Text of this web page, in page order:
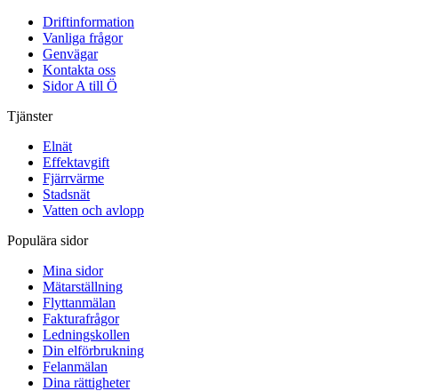
Driftinformation
Vanliga frågor
Genvägar
Kontakta oss
Sidor A till Ö
Tjänster
Elnät
Effektavgift
Fjärrvärme
Stadsnät
Vatten och avlopp
Populära sidor
Mina sidor
Mätarställning
Flyttanmälan
Fakturafrågor
Ledningskollen
Din elförbrukning
Felanmälan
Dina rättigheter